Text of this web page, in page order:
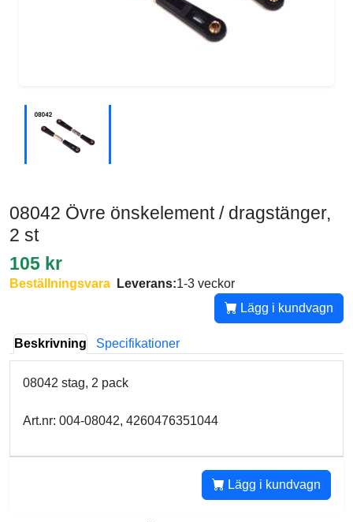
08042 Övre önskelement / dragstänger,
2 st
105 kr
Beställningsvara Leverans:1-3 veckor
Lägg i kundvagn
Beskrivning Specifikationer
08042 stag, 2 pack
Art.nr: 004-08042, 4260476351044
Lägg i kundvagn